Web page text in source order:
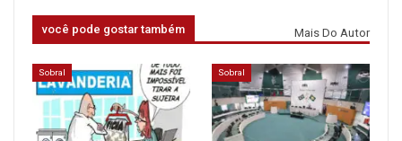
você pode gostar também Mais Do Autor
Sobral Sobral